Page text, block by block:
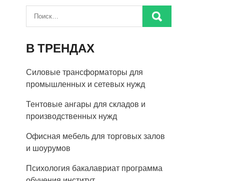
В ТРЕНДАХ
Силовые трансформаторы для
промышленных и сетевых нужд
Тентовые ангары для складов и
производственных нужд
Офисная мебель для торговых залов
и шоурумов
Психология бакалавриат программа